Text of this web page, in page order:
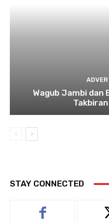
Wagub Jambi dan
STAY CONNECTED